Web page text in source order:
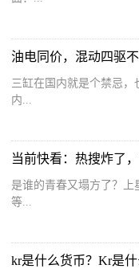
油电同价，混动四驱
三缸在国内就是个禁忌，
内...
当前快看：热搜炸了
是谁的青春又塌方了？
等...
kr是什么货币？Kr是什